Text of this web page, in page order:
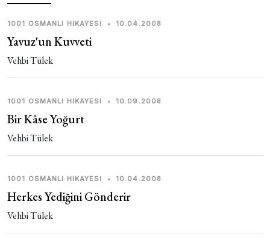
1001 OSMANLI HIKAYESI • 10.04.2008
Yavuz'un Kuvveti
Vehbi Tülek
1001 OSMANLI HIKAYESI • 10.09.2008
Bir Kâse Yoğurt
Vehbi Tülek
1001 OSMANLI HIKAYESI • 10.04.2008
Herkes Yediğini Gönderir
Vehbi Tülek